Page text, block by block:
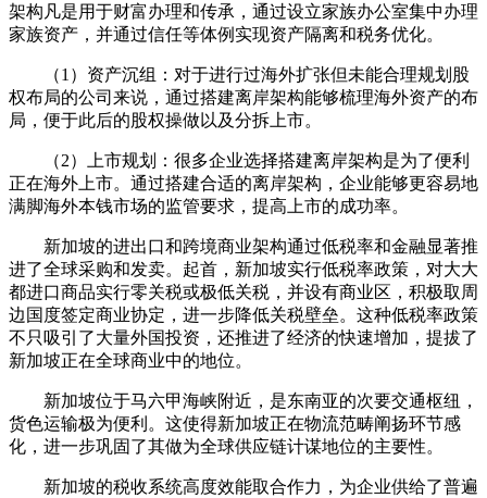
架构凡是用于财富办理和传承，通过设立家族办公室集中办理
家族资产，并通过信任等体例实现资产隔离和税务优化。
（1）资产沉组：对于进行过海外扩张但未能合理规划股
权布局的公司来说，通过搭建离岸架构能够梳理海外资产的布
局，便于此后的股权操做以及分拆上市。
（2）上市规划：很多企业选择搭建离岸架构是为了便利
正在海外上市。通过搭建合适的离岸架构，企业能够更容易地
满脚海外本钱市场的监管要求，提高上市的成功率。
新加坡的进出口和跨境商业架构通过低税率和金融显著推
进了全球采购和发卖。起首，新加坡实行低税率政策，对大大
都进口商品实行零关税或极低关税，并设有商业区，积极取周
边国度签定商业协定，进一步降低关税壁垒。这种低税率政策
不只吸引了大量外国投资，还推进了经济的快速增加，提拔了
新加坡正在全球商业中的地位。
新加坡位于马六甲海峡附近，是东南亚的次要交通枢纽，
货色运输极为便利。这使得新加坡正在物流范畴阐扬环节感
化，进一步巩固了其做为全球供应链计谋地位的主要性。
新加坡的税收系统高度效能取合作力，为企业供给了普遍